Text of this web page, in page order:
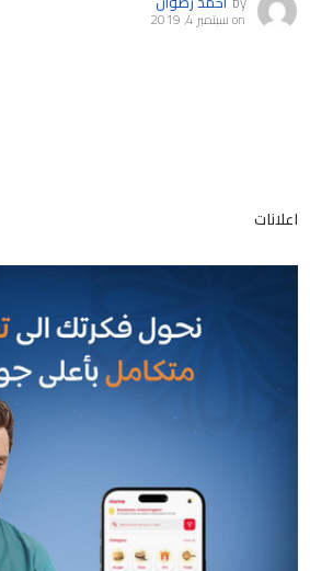
onسبتمبر 4, 2019
اعلانات